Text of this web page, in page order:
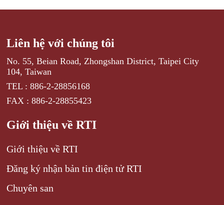
Liên hệ với chúng tôi
No. 55, Beian Road, Zhongshan District, Taipei City
104, Taiwan
TEL : 886-2-28856168
FAX : 886-2-28855423
Giới thiệu về RTI
Giới thiệu về RTI
Đăng ký nhận bản tin điện tử RTI
Chuyên san